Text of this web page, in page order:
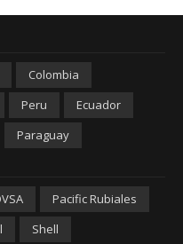
Colombia
Peru
Ecuador
Paraguay
Pacific Rubiales
Shell